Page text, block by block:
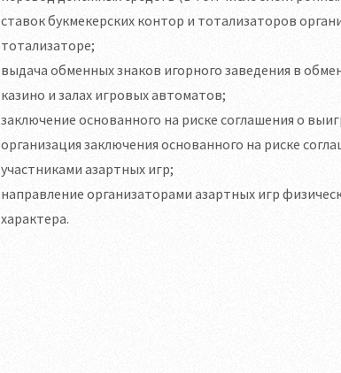
ставок букмекерских контор и тотализаторов
тотализаторе;
выдача обменных знаков игорного заведения в
казино и залах игровых автоматов;
заключение основанного на риске соглашения о
организация заключения основанного на риске
участниками азартных игр;
направление организаторами азартных игр
характера.